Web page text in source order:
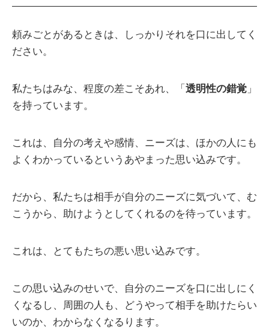
頼みごとがあるときは、しっかりそれを口に出してく
ださい。
私たちはみな、程度の差こそあれ、「 透明性の錯覚 」
を持っています。
これは、自分の考えや感情、ニーズは、ほかの人にも
よくわかっているというあやまった思い込みです。
だから、私たちは相手が自分のニーズに気づいて、む
こうから、助けようとしてくれるのを待っています。
これは、とてもたちの悪い思い込みです。
この思い込みのせいで、自分のニーズを口に出しにく
くなるし、周囲の人も、どうやって相手を助けたらい
いのか、わからなくなるります。